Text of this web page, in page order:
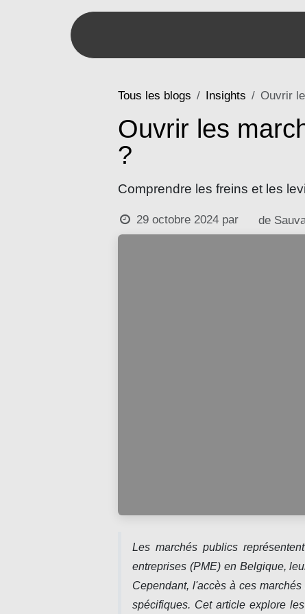
Tous les blogs Insights Ouvrir
Ouvrir les
?
Comprendre les freins et les
29 octobre 2024 par de
Les marchés publics
entreprises (PME) en Belgique,
Cependant, l'accès à ces
spécifiques. Cet article explore